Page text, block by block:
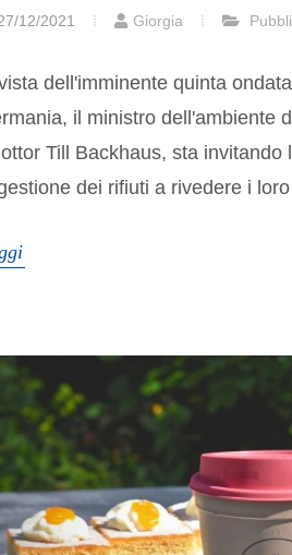
12/2021 Giorgia
dell'imminente quinta
il ministro dell'ambiente
Till Backhaus, sta
dei rifiuti a rivedere i